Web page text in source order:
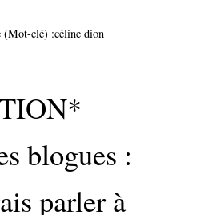
(Mot-clé) :céline dion
blogues :
parler à